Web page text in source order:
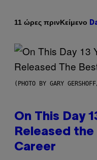
11 ώρες πρινΚείμενο
(PHOTO BY GARY
On This Day
Released
Career